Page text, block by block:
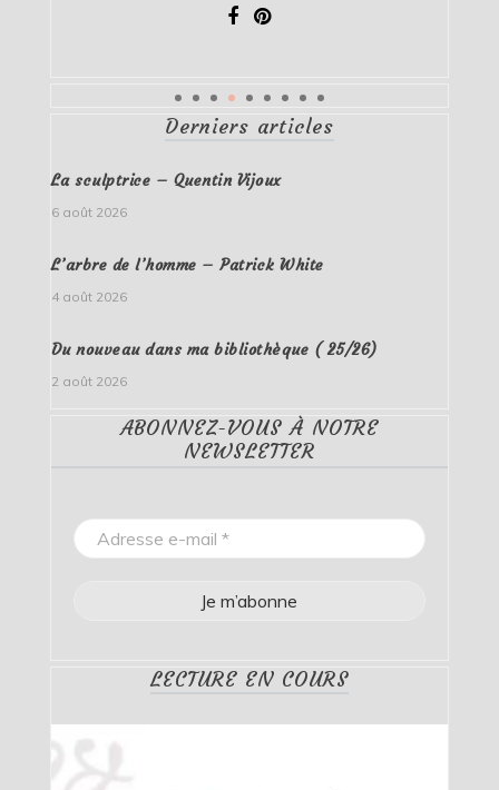
Derniers articles
La sculptrice – Quentin Vijoux
6 août 2026
L’arbre de l’homme – Patrick White
4 août 2026
Du nouveau dans ma bibliothèque ( 25/26)
2 août 2026
ABONNEZ-VOUS À NOTRE
NEWSLETTER
LECTURE EN COURS